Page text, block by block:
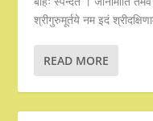
श्रीगुरुमूर्तये नम इदं
READ MORE